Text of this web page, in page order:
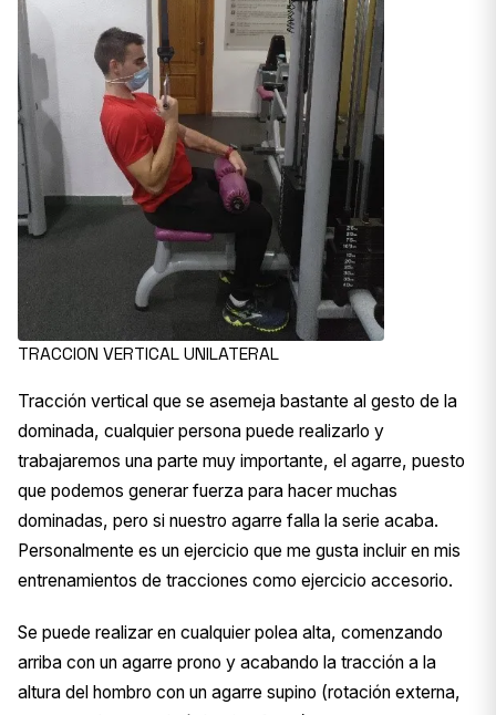
TRACCION VERTICAL UNILATERAL
Tracción vertical que se asemeja bastante al gesto de la
dominada, cualquier persona puede realizarlo y
trabajaremos una parte muy importante, el agarre, puesto
que podemos generar fuerza para hacer muchas
dominadas, pero si nuestro agarre falla la serie acaba.
Personalmente es un ejercicio que me gusta incluir en mis
entrenamientos de tracciones como ejercicio accesorio.
Se puede realizar en cualquier polea alta, comenzando
arriba con un agarre prono y acabando la tracción a la
altura del hombro con un agarre supino (rotación externa,